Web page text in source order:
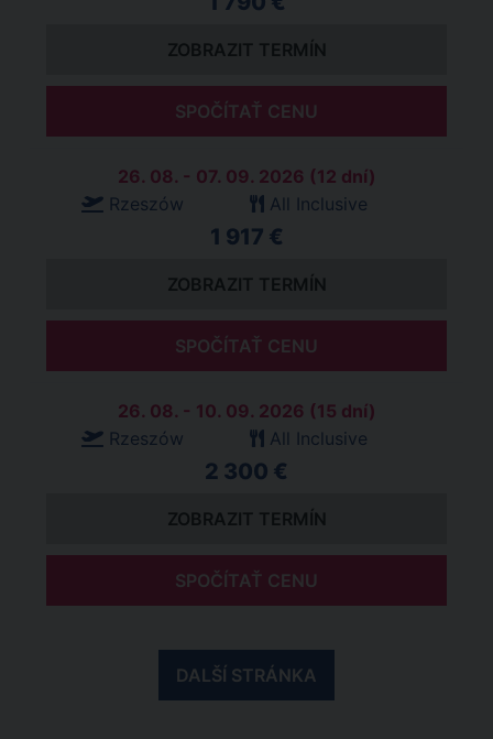
ZOBRAZIT TERMÍN
SPOČÍTAŤ CENU
26. 08. - 07. 09. 2026 (12 dní)
Rzeszów
All Inclusive
1 917 €
ZOBRAZIT TERMÍN
SPOČÍTAŤ CENU
26. 08. - 10. 09. 2026 (15 dní)
Rzeszów
All Inclusive
2 300 €
ZOBRAZIT TERMÍN
SPOČÍTAŤ CENU
DALŠÍ STRÁNKA